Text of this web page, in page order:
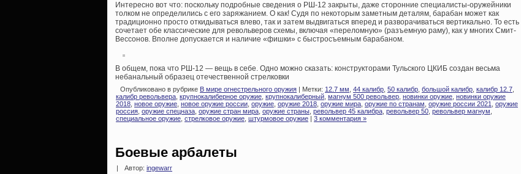
Интересно вот что: поскольку подробные сведения о РШ-12 закрыты, даже сторонние специалисты-оружейники
толком не определились с его заряжанием. О как! Судя по некоторым заметным деталям, барабан может как
традиционно просто откидываться влево, так и затем выдвигаться вперед и разворачиваться вертикально. То есть
сочетает обе классические для револьверов схемы, включая «переломную» (разъемную раму), как у многих Смит-
Вессонов. Вполне допускается и наличие «фишки» с быстросъемным барабаном.
В общем, пока что РШ-12 — вещь в себе. Одно можно сказать: конструкторами Тульского ЦКИБ создан весьма
небанальный образец отечественной стрелковки
Опубликовано в рубрике В мире огнестрельного оружия | Метки: 12.7 мм 44 калибр 50 калибр большой калибр калибр 12.7
калибр револьвера крупнокалиберное оружие крупнокалиберный магнум 500 револьвер новинки оружие новинки оружие
2018 новое оружие новое оружие россии оружие оружие 2018 оружие мира оружие по странам оружие россии 2021
оружие
россия оружие спецназа оружие стран мира оружие страны револьвер 45 калибра револьвер 50 револьвер магнум
специальное оружие стрелковое оружие штурмовое оружие 3 комментария »
Боевые арбалеты
| Автор: ingewarr